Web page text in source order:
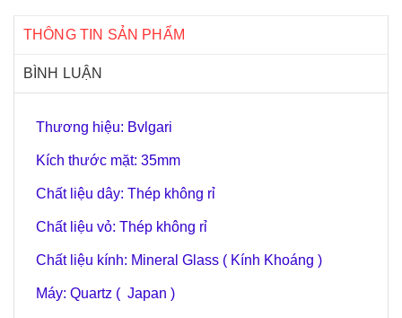
THÔNG TIN SẢN PHẨM
BÌNH LUẬN
Thương hiệu: Bvlgari
Kích thước mặt: 35mm
Chất liệu dây: Thép không rỉ
Chất liệu vỏ: Thép không rỉ
Chất liệu kính: Mineral Glass ( Kính Khoáng )
Máy: Quartz ( Japan )